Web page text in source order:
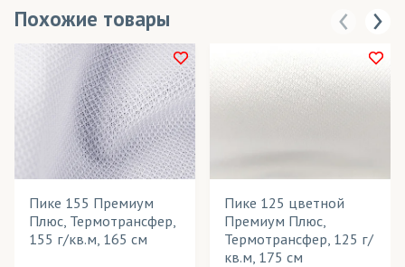
Похожие товары
Пике 155 Премиум
Плюс, Термотрансфер,
155 г/кв.м, 165 см
Пике 125 цветной
Премиум Плюс,
Термотрансфер, 125 г/
кв.м, 175 см